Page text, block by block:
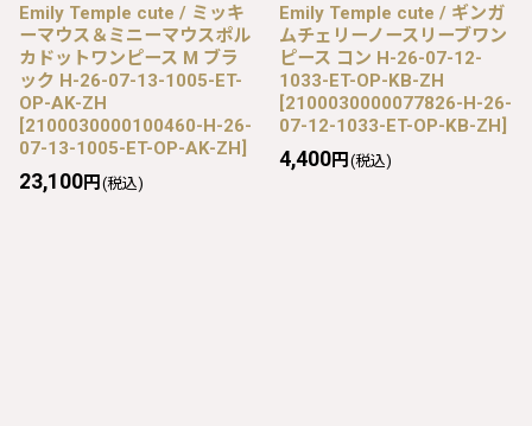
Emily Temple cute / ミッキ
ーマウス＆ミニーマウスポル
カドットワンピース M ブラ
ック H-26-07-13-1005-ET-
OP-AK-ZH
[2100030000100460-H-26-
07-13-1005-ET-OP-AK-ZH]
23,100円 (税込)
Emily Temple cute / ギンガ
ムチェリーノースリーブワン
ピース コン H-26-07-12-
1033-ET-OP-KB-ZH
[2100030000077826-H-26-
07-12-1033-ET-OP-KB-ZH]
4,400円 (税込)